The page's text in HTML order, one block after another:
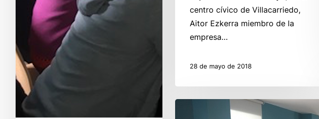
centro cívico de Villacarriedo,
Aitor Ezkerra miembro de la
empresa…
28 de mayo de 2018